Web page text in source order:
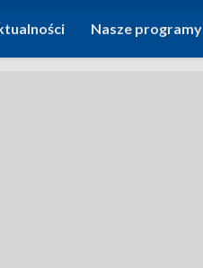
Nasze programy